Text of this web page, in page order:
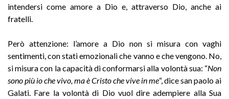
intendersi come amore a Dio e, attraverso Dio, anche ai
fratelli.
Però attenzione: l’amore a Dio non si misura con vaghi
sentimenti, con stati emozionali che vanno e che vengono. No,
si misura con la capacità di conformarsi alla volontà sua: “Non
sono più io che vivo, ma è Cristo che vive in me“, dice san paolo ai
Galati. Fare la volontà di Dio vuol dire adempiere alla Sua